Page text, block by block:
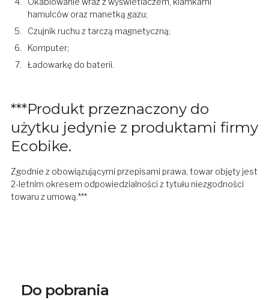
hamulców oraz manetką gazu;
Czujnik ruchu z tarczą magnetyczną;
Komputer;
Ładowarkę do baterii.
***Produkt przeznaczony do
użytku jedynie z produktami firmy
Ecobike.
Zgodnie z obowiązującymi przepisami prawa, towar objęty jest
2-letnim okresem odpowiedzialności z tytułu niezgodności
towaru z umową.***
Do pobrania